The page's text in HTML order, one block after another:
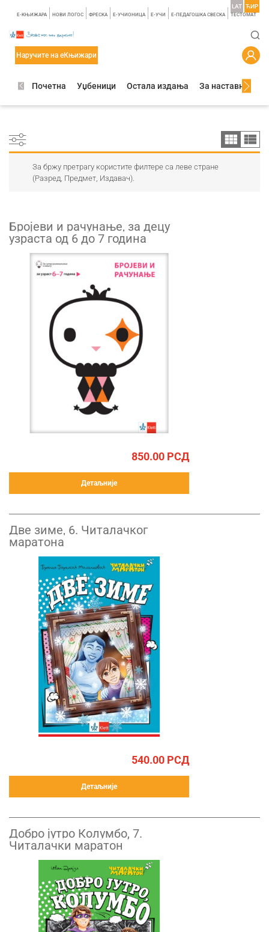
E-КЊИЖАРА НОВИ ЛОГОС ФРЕСКА E-УЧИОНИЦА E-УЧИ Е-ПЕДАГОШКА СВЕСКА TЕСТОМАТ
LAT ЋИР
Наручите на еКњижари
Почетна Уџбеници Остала издања За наставнике
За бржу претрагу користите филтере са леве стране
(Разред, Предмет, Издавач).
Бројеви и рачунање, за децу
узраста од 6 до 7 година
850.00 РСД
Детаљније
Две зиме, 6. Читалачког
маратона
540.00 РСД
Детаљније
Добро јутро Колумбо, 7.
Читалачки маратон